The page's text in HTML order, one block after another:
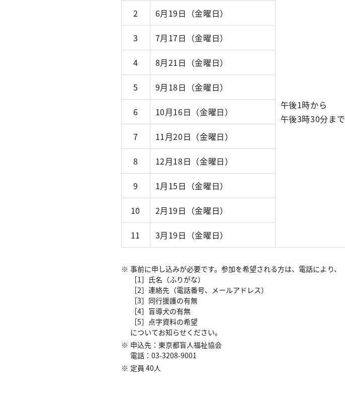
午後1時から
午後3時30分まで
2 6月19日（金曜日）
3 7月17日（金曜日）
4 8月21日（金曜日）
5 9月18日（金曜日）
6 10月16日（金曜日）
7 11月20日（金曜日）
8 12月18日（金曜日）
9 1月15日（金曜日）
10 2月19日（金曜日）
11 3月19日（金曜日）
事前に申し込みが必要です。参加を希望される方は、電話により、
［1］氏名（ふりがな）
［2］連絡先（電話番号、メールアドレス）
［3］同行援護の有無
［4］盲導犬の有無
［5］点字資料の希望
についてお知らせください。
申込先：東京都盲人福祉協会
電話：03-3208-9001
定員 40人